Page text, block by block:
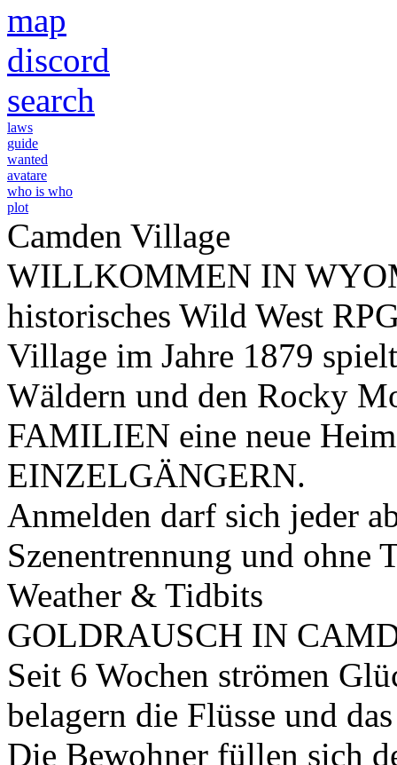
map
discord
search
laws
guide
wanted
avatare
who is who
plot
Camden Village
WILLKOMMEN IN
historisches Wild West
Village im Jahre 1879
Wäldern und den Rocky
FAMILIEN eine neue
EINZELGÄNGERN.
Anmelden darf sich jeder
Szenentrennung und ohne
Weather & Tidbits
GOLDRAUSCH IN
Seit 6 Wochen strömen
belagern die Flüsse und
Die Bewohner füllen sich